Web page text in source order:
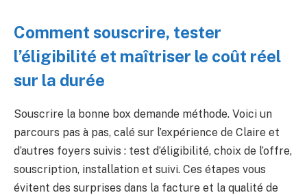
Comment souscrire, tester
l’éligibilité et maîtriser le coût réel
sur la durée
Souscrire la bonne box demande méthode. Voici un
parcours pas à pas, calé sur l’expérience de Claire et
d’autres foyers suivis : test d’éligibilité, choix de l’offre,
souscription, installation et suivi. Ces étapes vous
évitent des surprises dans la facture et la qualité de